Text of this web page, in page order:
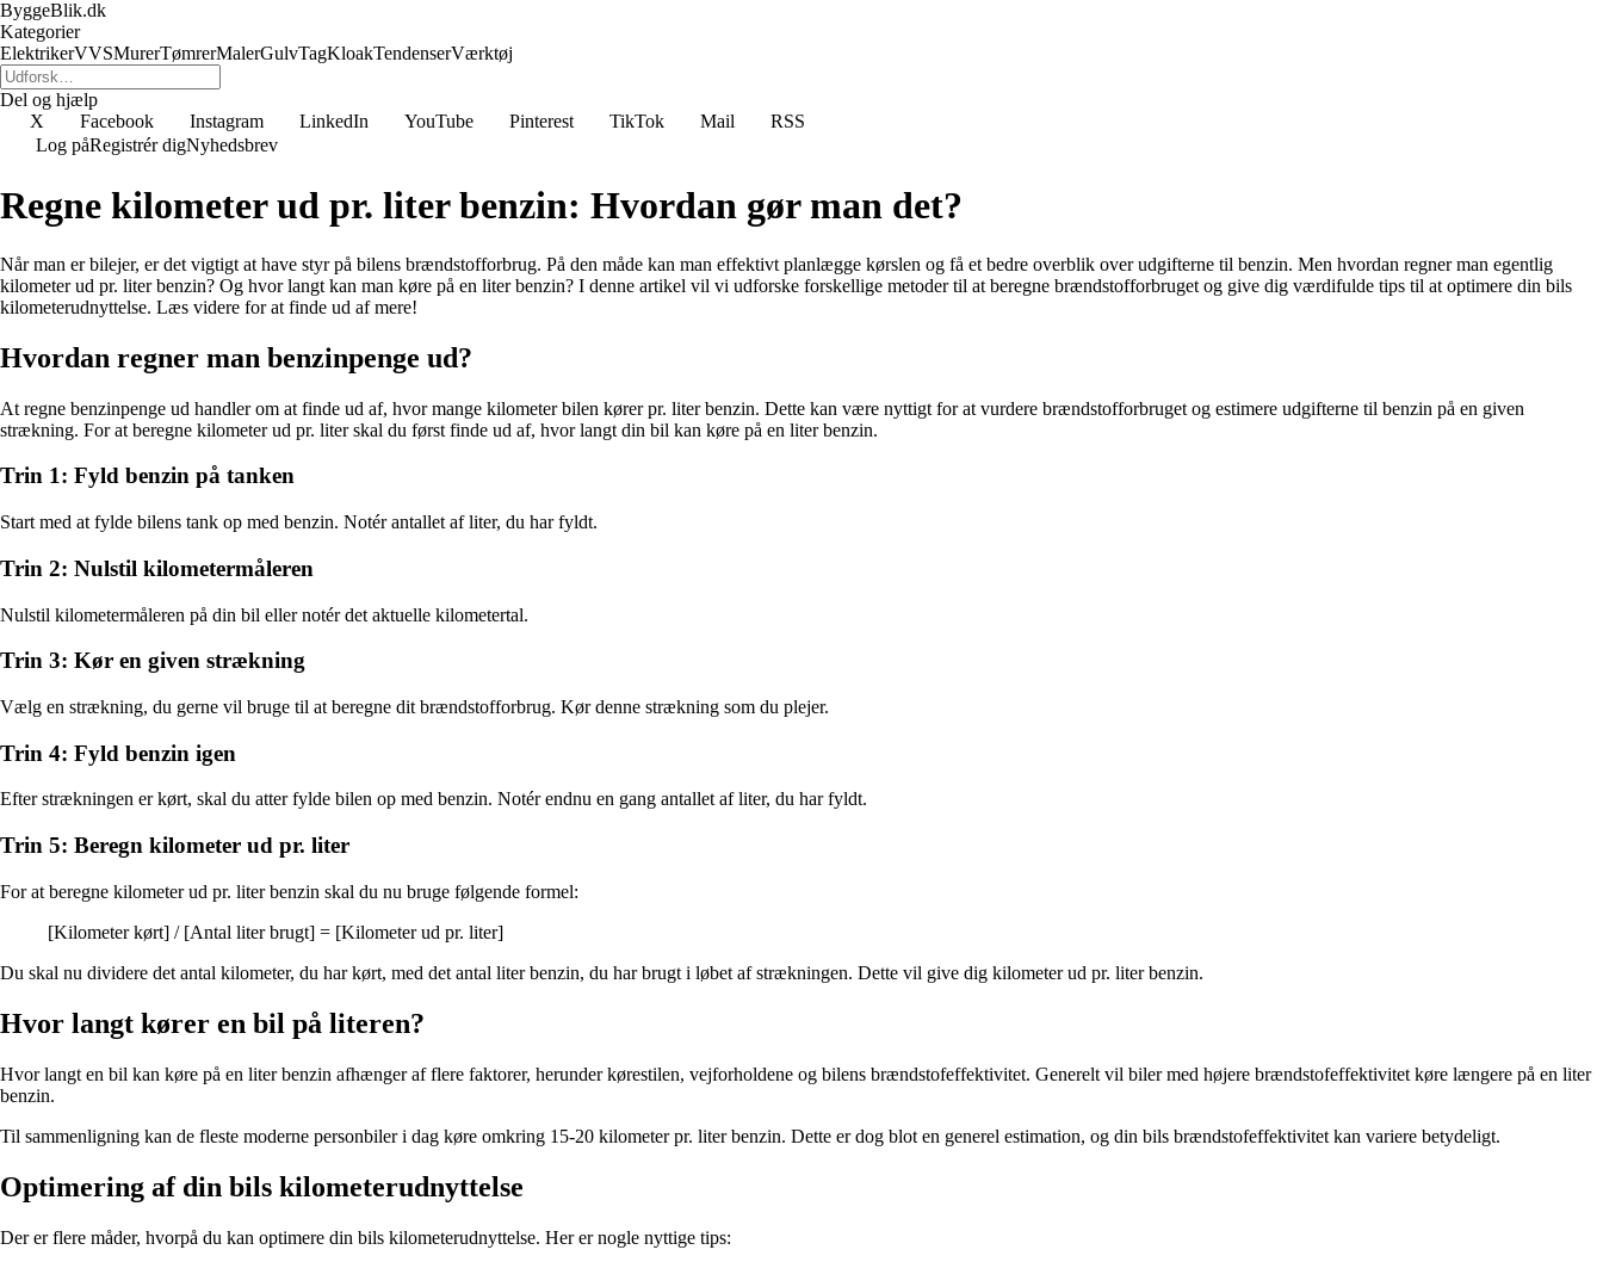
ByggeBlik.dk
Kategorier
ElektrikerVVSMurerTømrerMalerGulvTagKloakTendenserVærktøj
Del og hjælp
X
Facebook Instagram LinkedIn YouTube Pinterest TikTok Mail
RSS
Log påRegistrér digNyhedsbrev
Regne kilometer ud pr. liter benzin: Hvordan gør man det?
Når man er bilejer, er det vigtigt at have styr på bilens brændstofforbrug. På den måde kan man effektivt planlægge kørslen og få et bedre overblik over udgifterne til benzin. Men hvordan regner man egentlig
kilometer ud pr. liter benzin? Og hvor langt kan man køre på en liter benzin? I denne artikel vil vi udforske forskellige metoder til at beregne brændstofforbruget og give dig værdifulde tips til at optimere din bils
kilometerudnyttelse. Læs videre for at finde ud af mere!
Hvordan regner man benzinpenge ud?
At regne benzinpenge ud handler om at finde ud af, hvor mange kilometer bilen kører pr. liter benzin. Dette kan være nyttigt for at vurdere brændstofforbruget og estimere udgifterne til benzin på en given
strækning. For at beregne kilometer ud pr. liter skal du først finde ud af, hvor langt din bil kan køre på en liter benzin.
Trin 1: Fyld benzin på tanken
Start med at fylde bilens tank op med benzin. Notér antallet af liter, du har fyldt.
Trin 2: Nulstil kilometermåleren
Nulstil kilometermåleren på din bil eller notér det aktuelle kilometertal.
Trin 3: Kør en given strækning
Vælg en strækning, du gerne vil bruge til at beregne dit brændstofforbrug. Kør denne strækning som du plejer.
Trin 4: Fyld benzin igen
Efter strækningen er kørt, skal du atter fylde bilen op med benzin. Notér endnu en gang antallet af liter, du har fyldt.
Trin 5: Beregn kilometer ud pr. liter
For at beregne kilometer ud pr. liter benzin skal du nu bruge følgende formel:
[Kilometer kørt] / [Antal liter brugt] = [Kilometer ud pr. liter]
Du skal nu dividere det antal kilometer, du har kørt, med det antal liter benzin, du har brugt i løbet af strækningen. Dette vil give dig kilometer ud pr. liter benzin.
Hvor langt kører en bil på literen?
Hvor langt en bil kan køre på en liter benzin afhænger af flere faktorer, herunder kørestilen, vejforholdene og bilens brændstofeffektivitet. Generelt vil biler med højere brændstofeffektivitet køre længere på en liter
benzin.
Til sammenligning kan de fleste moderne personbiler i dag køre omkring 15-20 kilometer pr. liter benzin. Dette er dog blot en generel estimation, og din bils brændstofeffektivitet kan variere betydeligt.
Optimering af din bils kilometerudnyttelse
Der er flere måder, hvorpå du kan optimere din bils kilometerudnyttelse. Her er nogle nyttige tips: